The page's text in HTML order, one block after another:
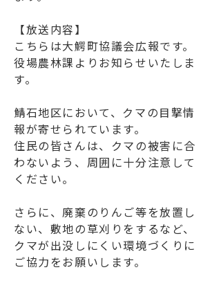
【放送内容】
こちらは大鰐町協議会広報です。
役場農林課よりお知らせいたしま
す。
鯖石地区において、クマの目撃情
報が寄せられています。
住民の皆さんは、クマの被害に合
わないよう、周囲に十分注意して
ください。
さらに、廃棄のりんご等を放置し
ない、敷地の草刈りをするなど、
クマが出没しにくい環境づくりに
ご協力をお願いします。